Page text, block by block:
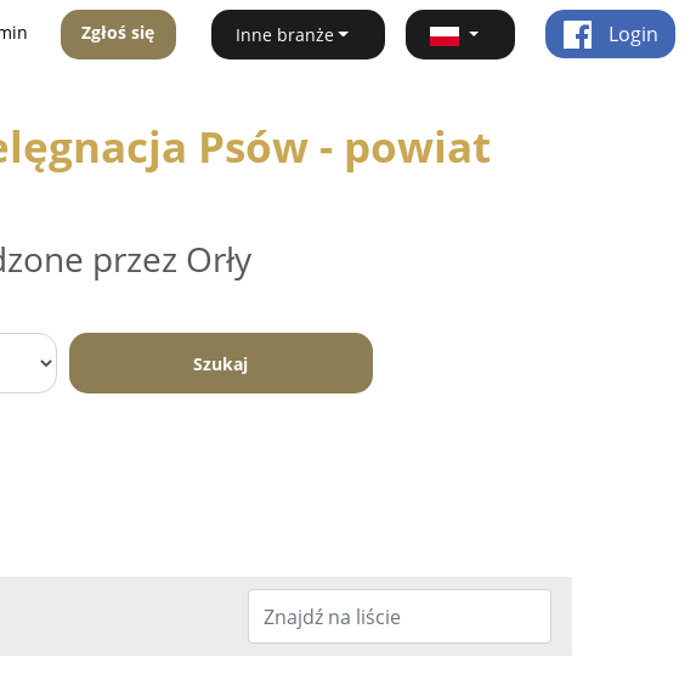
Zgłoś się Inne branże Login
Psów - powiat
przez Orły
Szukaj